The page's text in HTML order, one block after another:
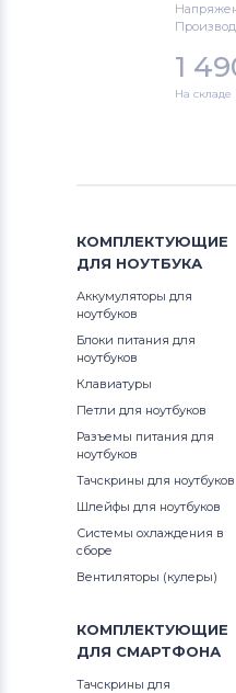
Аккумуляторы
Аккумуляторы для
Thunderobot
Gateway
Medion
Аккумуляторы
Advent
Аккумуляторы
Аккумуляторы
Аккумуляторы для
Notebookguru
Compaq
Lifebook N
Lifebook P
Lifebook Q
Lifebook S
Lifebook T
Lifebook U
1
На складе
КОМПЛЕКТУЮЩИЕ
ДЛЯ НОУТБУКА
Аккумуляторы для
ноутбуков
Блоки питания для
ноутбуков
Клавиатуры
Петли для ноутбуков
Разъемы питания для
ноутбуков
Тачскрины для ноутбуков
Шлейфы для ноутбуков
Системы охлаждения в
сборе
Вентиляторы (кулеры)
КОМПЛЕКТУЮЩИЕ
ДЛЯ СМАРТФОНА
Тачскрины для